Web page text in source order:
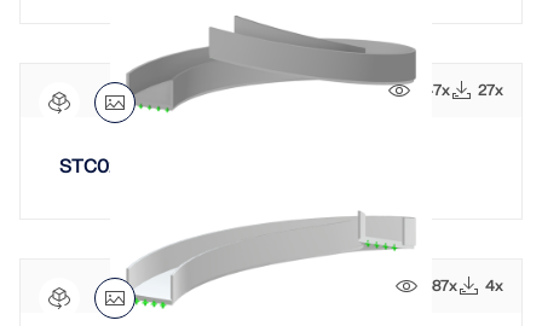
747x 27x
STC023 | Elliptical Single-Flight Staircase
687x 4x